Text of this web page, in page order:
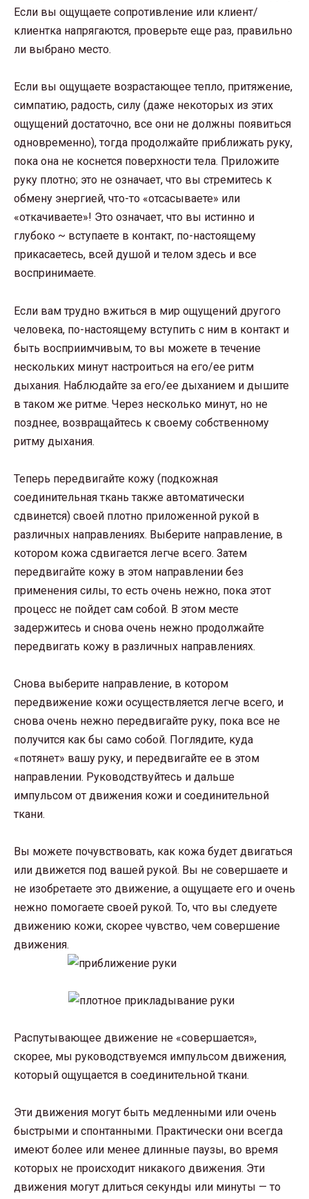
Если вы ощущаете сопротивление или клиент/
клиентка напрягаются, проверьте еще раз, правильно
ли выбрано место.
Если вы ощущаете возрастающее тепло, притяжение,
симпатию, радость, силу (даже некоторых из этих
ощущений достаточно, все они не должны появиться
одновременно), тогда продолжайте приближать руку,
пока она не коснется поверхности тела. Приложите
руку плотно; это не означает, что вы стремитесь к
обмену энергией, что-то «отсасываете» или
«откачиваете»! Это означает, что вы истинно и
глубоко ~ вступаете в контакт, по-настоящему
прикасаетесь, всей душой и телом здесь и все
воспринимаете.
Если вам трудно вжиться в мир ощущений другого
человека, по-настоящему вступить с ним в контакт и
быть восприимчивым, то вы можете в течение
нескольких минут настроиться на его/ее ритм
дыхания. Наблюдайте за его/ее дыханием и дышите
в таком же ритме. Через несколько минут, но не
позднее, возвращайтесь к своему собственному
ритму дыхания.
Теперь передвигайте кожу (подкожная
соединительная ткань также автоматически
сдвинется) своей плотно приложенной рукой в
различных направлениях. Выберите направление, в
котором кожа сдвигается легче всего. Затем
передвигайте кожу в этом направлении без
применения силы, то есть очень нежно, пока этот
процесс не пойдет сам собой. В этом месте
задержитесь и снова очень нежно продолжайте
передвигать кожу в различных направлениях.
Снова выберите направление, в котором
передвижение кожи осуществляется легче всего, и
снова очень нежно передвигайте руку, пока все не
получится как бы само собой. Поглядите, куда
«потянет» вашу руку, и передвигайте ее в этом
направлении. Руководствуйтесь и дальше
импульсом от движения кожи и соединительной
ткани.
Вы можете почувствовать, как кожа будет двигаться
или движется под вашей рукой. Вы не совершаете и
не изобретаете это движение, а ощущаете его и очень
нежно помогаете своей рукой. То, что вы следуете
движению кожи, скорее чувство, чем совершение
движения.
Распутывающее движение не «совершается»,
скорее, мы руководствуемся импульсом движения,
который ощущается в соединительной ткани.
Эти движения могут быть медленными или очень
быстрыми и спонтанными. Практически они всегда
имеют более или менее длинные паузы, во время
которых не происходит никакого движения. Эти
движения могут длиться секунды или минуты — то